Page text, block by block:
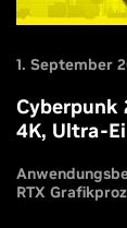
1. September
Cyberpunk
4K, Ultra-
RTX